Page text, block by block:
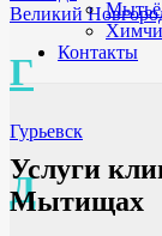
Великий
Г
Гурьевск
Д
Мытьё
Контакты
Услуги
Мытищах